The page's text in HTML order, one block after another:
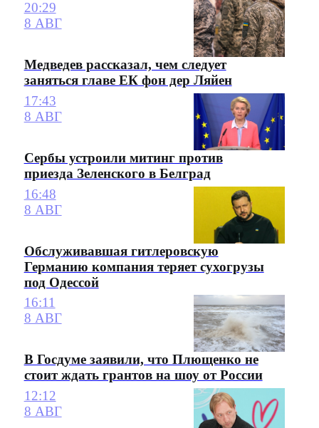
20:29
8 АВГ
Медведев рассказал, чем следует
заняться главе ЕК фон дер Ляйен
17:43
8 АВГ
Сербы устроили митинг против
приезда Зеленского в Белград
16:48
8 АВГ
Обслуживавшая гитлеровскую
Германию компания теряет сухогрузы
под Одессой
16:11
8 АВГ
В Госдуме заявили, что Плющенко не
стоит ждать грантов на шоу от России
12:12
8 АВГ